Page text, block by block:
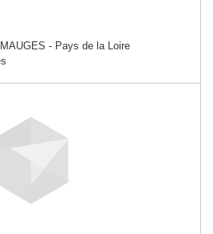
- Pays de la Loire